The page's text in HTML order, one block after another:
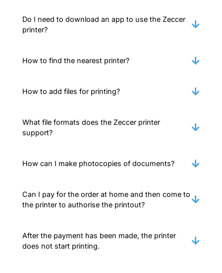
Do I need to download an app to use the Zeccer
printer?
How to find the nearest printer?
How to add files for printing?
What file formats does the Zeccer printer
support?
How can I make photocopies of documents?
Can I pay for the order at home and then come to
the printer to authorise the printout?
After the payment has been made, the printer
does not start printing.